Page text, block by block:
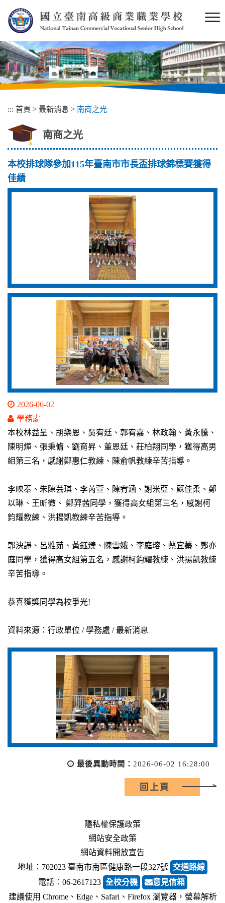
內
容
區
塊
::: 首頁 > 最新消息 > 南商之光
南商之光
本校排球隊參加115年臺南市市長盃排球錦標賽獲得
佳績
2026-06-02
學務處
本校林益呈、胡樂恩、吳宥廷、郭宥嘉、林政翰、黃永騰、
陳明燁、張秉脩、劉育昇、董恩廷、莊柏翔同學，獲得高男
組第三名，感謝鄭惠仁教練、陳俞帆教練辛苦指導。
李映蓁、朱陳芸琪、李芮萱、陳宥涵、謝米亞、蘇佳柔、鄭
以琳、王昕微、 鄭羿茜同學，獲得高女組第三名，感謝柯
鈞耀教練、洪揚凱教練辛苦指導。
郭泱諍、呂雅茹、黃鈺臻、陳雪娥、李庭瑢、蔡宜蓁、鄭亦
庭同學，獲得高女組第五名，感謝柯鈞耀教練、洪揚凱教練
辛苦指導。
恭喜獲獎同學為校爭光!
資料來源：行政單位 / 學務處 / 最新消息
最後異動時間： 2026-06-02 16:28:00
回上頁
隱私權保護政策
網站安全政策
網站資料開放宣告
地址：702023 臺南市南區健康路一段327號 交通路線
電話︰06-2617123 全校分機
意見信箱
建議使用 Chrome、Edge、Safari、Firefox 瀏覽器，螢幕解析